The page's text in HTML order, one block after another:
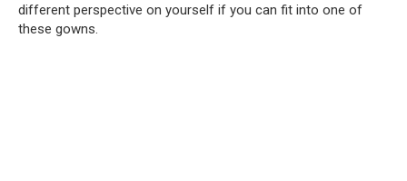
different perspective on yourself if you can fit into one of
these gowns.